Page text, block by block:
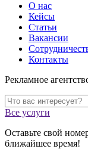
О нас
Кейсы
Статьи
Вакансии
Контакты
Рекламное
Все услуги
Оставьте свой
ближайшее время!